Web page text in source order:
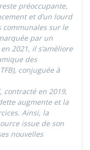
préoccupante,
et d’un lourd
sur le
par un
2021, il s’améliore
des
conjuguée à
contracté en 2019,
augmente et la
Ainsi, la
issue de son
nouvelles